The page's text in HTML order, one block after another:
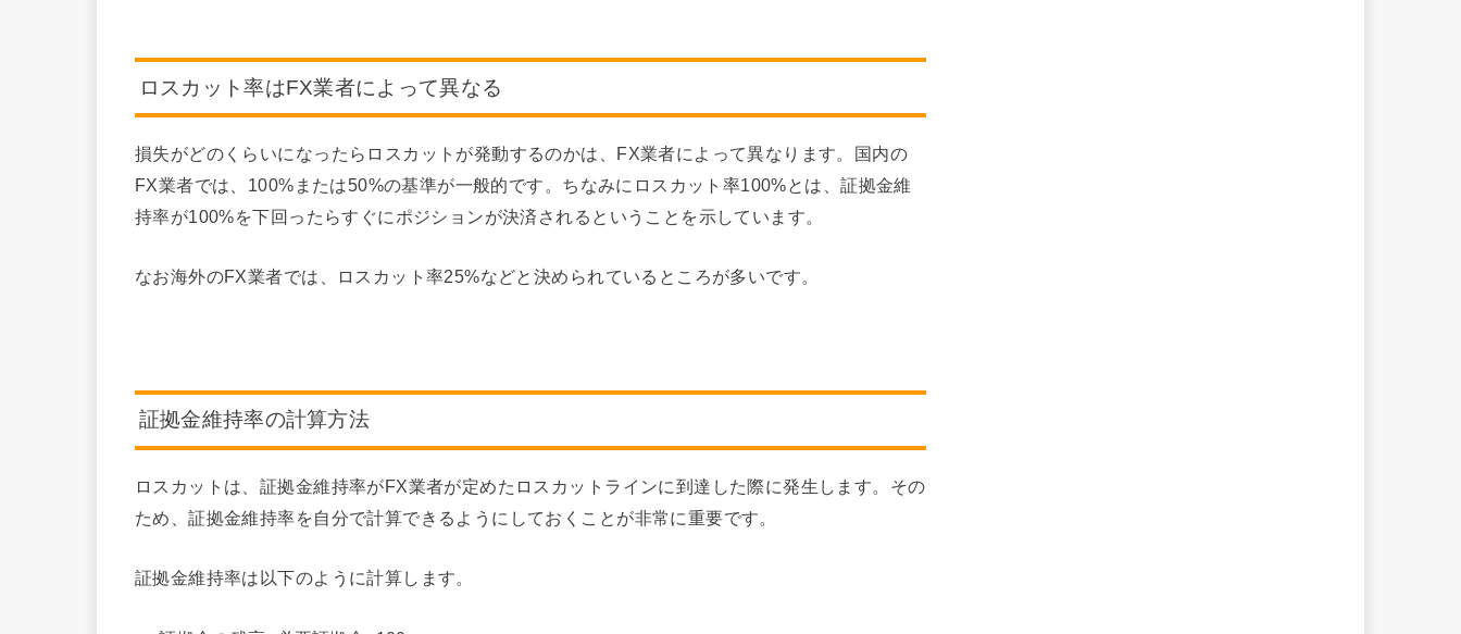
ロスカット率はFX業者によって異なる
損失がどのくらいになったらロスカットが発動するのかは、FX業者によって異なります。国内の
FX業者では、100%または50%の基準が一般的です。ちなみにロスカット率100%とは、証拠金維
持率が100%を下回ったらすぐにポジションが決済されるということを示しています。
なお海外のFX業者では、ロスカット率25%などと決められているところが多いです。
証拠金維持率の計算方法
ロスカットは、証拠金維持率がFX業者が定めたロスカットラインに到達した際に発生します。その
ため、証拠金維持率を自分で計算できるようにしておくことが非常に重要です。
証拠金維持率は以下のように計算します。